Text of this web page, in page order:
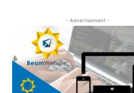
- Advertisement -